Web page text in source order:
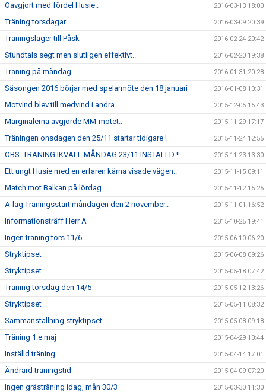
Oavgjort med fördel Husie.. 2016-03-13 18:00
Träning torsdagar 2016-03-09 20:39
Träningsläger till Påsk 2016-02-24 20:42
Stundtals segt men slutligen effektivt.. 2016-02-20 19:38
Träning på måndag 2016-01-31 20:28
Säsongen 2016 börjar med spelarmöte den 18 januari 2016-01-08 10:31
Motvind blev till medvind i andra... 2015-12-05 15:43
Marginalerna avgjorde MM-mötet.. 2015-11-29 17:17
Träningen onsdagen den 25/11 startar tidigare ! 2015-11-24 12:55
OBS. TRÄNING IKVÄLL MÅNDAG 23/11 INSTÄLLD !! 2015-11-23 13:30
Ett ungt Husie med en erfaren kärna visade vägen.. 2015-11-15 09:11
Match mot Balkan på lördag.. 2015-11-12 15:25
A-lag Träningsstart måndagen den 2 november.. 2015-11-01 16:52
Informationsträff Herr A 2015-10-25 19:41
Ingen träning tors 11/6 2015-06-10 06:20
Stryktipset 2015-06-08 09:26
Stryktipset 2015-05-18 07:42
Träning torsdag den 14/5 2015-05-12 13:26
Stryktipset 2015-05-11 08:32
Sammanställning stryktipset 2015-05-08 09:18
Träning 1:e maj 2015-04-29 10:44
Inställd träning 2015-04-14 17:01
Ändrard träningstid 2015-04-09 07:20
Ingen grästräning idag, mån 30/3 2015-03-30 11:30